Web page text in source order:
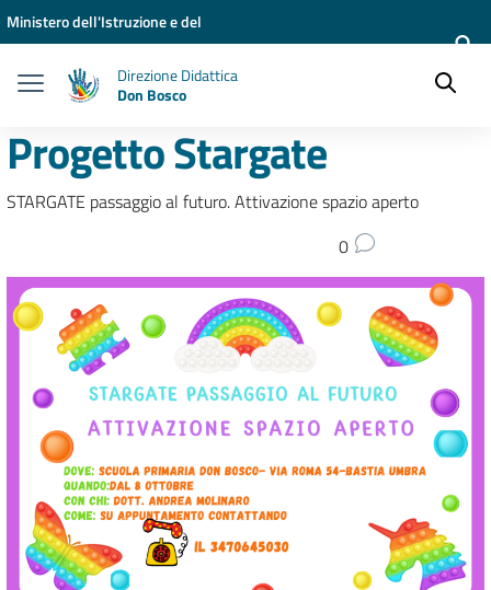
Vai ai contenuti
Vai al menu di navigazione
Vai al footer
Ministero dell'Istruzione e del
Direzione Didattica
Don Bosco
Progetto Stargate
STARGATE passaggio al futuro. Attivazione spazio aperto
0